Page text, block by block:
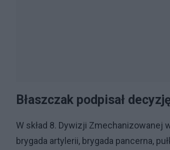
Błaszczak podpisał
W skład 8. Dywizji
brygada artylerii, brygada pancerna,